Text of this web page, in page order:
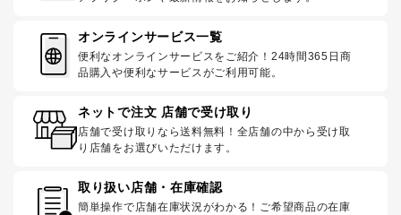
オンラインサービス一覧
便利なオンラインサービスをご紹介！24時間365日商
品購入や便利なサービスがご利用可能。
ネットで注文 店舗で受け取り
店舗で受け取りなら送料無料！全店舗の中から受け取
り店舗をお選びいただけます。
取り扱い店舗・在庫確認
簡単操作で店舗在庫状況がわかる！ご希望商品の在庫